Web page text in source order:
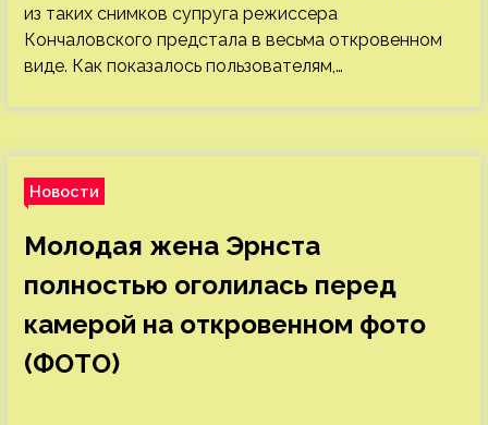
из таких снимков супруга режиссера
Кончаловского предстала в весьма откровенном
виде. Как показалось пользователям,…
Новости
Молодая жена Эрнста
полностью оголилась перед
камерой на откровенном фото
(ФОТО)